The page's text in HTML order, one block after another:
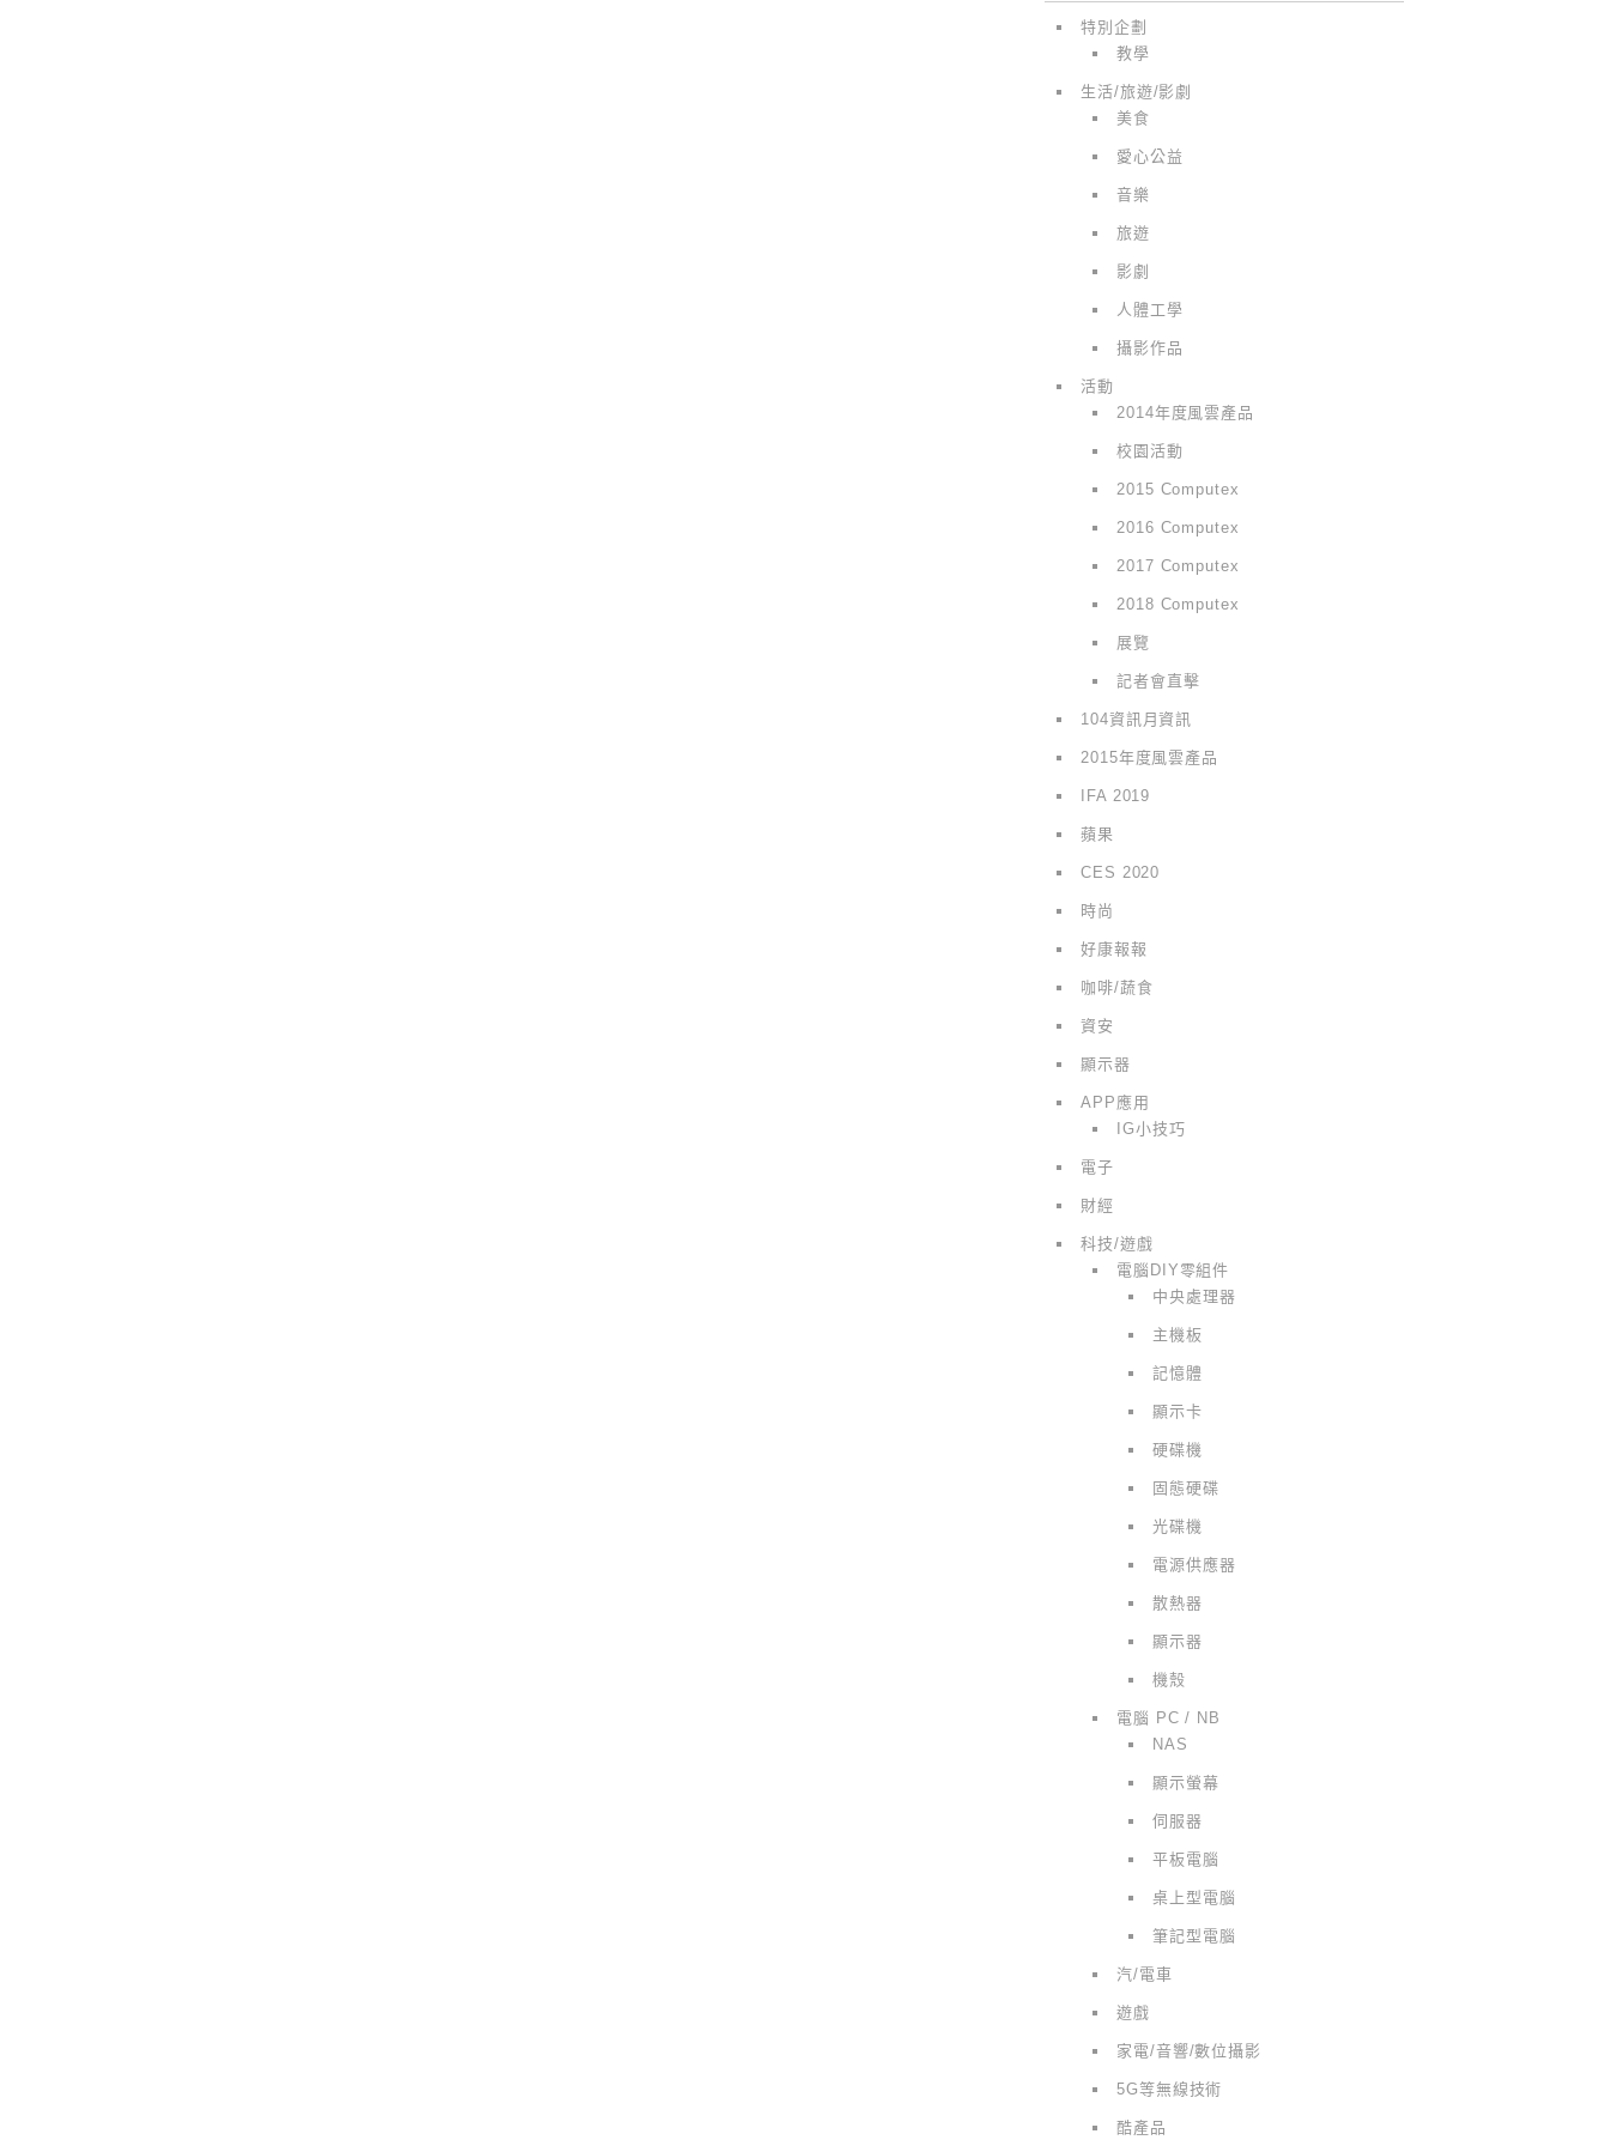
特別企劃
教學
生活/旅遊/影劇
美食
愛心公益
音樂
旅遊
影劇
人體工學
攝影作品
活動
2014年度風雲產品
校園活動
2015 Computex
2016 Computex
2017 Computex
2018 Computex
展覽
記者會直擊
104資訊月資訊
2015年度風雲產品
IFA 2019
蘋果
CES 2020
時尚
好康報報
咖啡/蔬食
資安
顯示器
APP應用
IG小技巧
電子
財經
科技/遊戲
電腦DIY零組件
中央處理器
主機板
記憶體
顯示卡
硬碟機
固態硬碟
光碟機
電源供應器
散熱器
顯示器
機殼
電腦 PC / NB
NAS
顯示螢幕
伺服器
平板電腦
桌上型電腦
筆記型電腦
汽/電車
遊戲
家電/音響/數位攝影
5G等無線技術
酷產品